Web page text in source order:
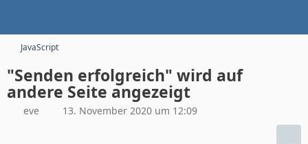
JavaScript
"Senden erfolgreich" wird auf
andere Seite angezeigt
eve 13. November 2020 um 12:09